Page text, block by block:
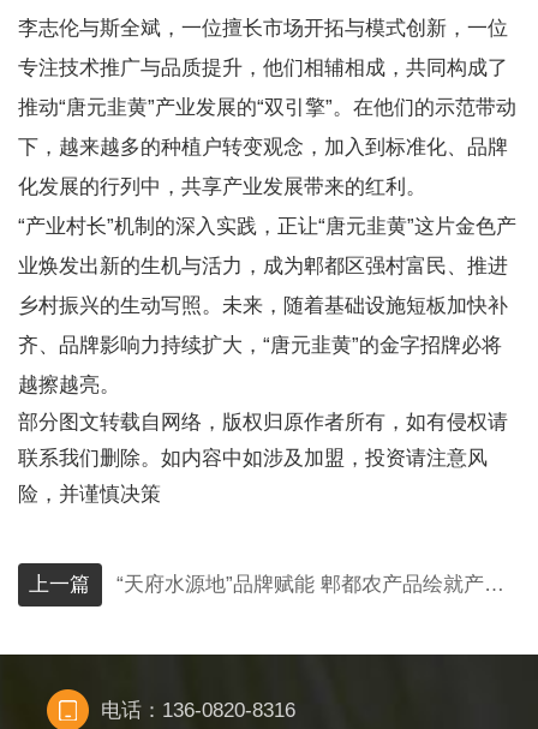
李志伦与斯全斌，一位擅长市场开拓与模式创新，一位
专注技术推广与品质提升，他们相辅相成，共同构成了
推动“唐元韭黄”产业发展的“双引擎”。在他们的示范带动
下，越来越多的种植户转变观念，加入到标准化、品牌
化发展的行列中，共享产业发展带来的红利。
“产业村长”机制的深入实践，正让“唐元韭黄”这片金色产
业焕发出新的生机与活力，成为郫都区强村富民、推进
乡村振兴的生动写照。未来，随着基础设施短板加快补
齐、品牌影响力持续扩大，“唐元韭黄”的金字招牌必将
越擦越亮。
部分图文转载自网络，版权归原作者所有，如有侵权请
联系我们删除。如内容中如涉及加盟，投资请注意风
险，并谨慎决策
上一篇 “天府水源地”品牌赋能 郫都农产品绘就产业兴农新画卷
电话：136-0820-8316